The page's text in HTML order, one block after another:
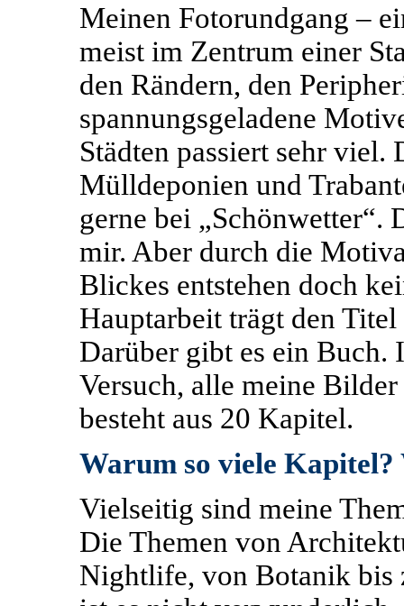
Meinen Fotorundgang –
meist im Zentrum einer
den Rändern, den
spannungsgeladene
Städten passiert sehr
Mülldeponien und
gerne bei „Schönwetter“.
mir. Aber durch die
Blickes entstehen doch
Hauptarbeit trägt den
Darüber gibt es ein Buch.
Versuch, alle meine
besteht aus 20 Kapitel.
Warum so viele
Vielseitig sind meine
Die Themen von
Nightlife, von Botanik bis